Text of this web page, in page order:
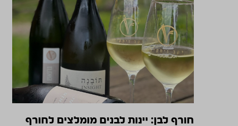
חורף לבן: יינות לבנים מומלצים לחורף